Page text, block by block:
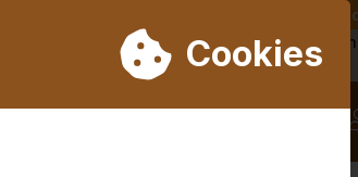
Woche 33 nicht. Bitte berücksichtigen Sie
Cookies
verkauft